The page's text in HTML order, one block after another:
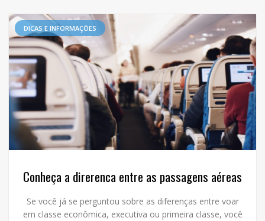
DICAS E INFORMAÇÕES
Conheça a direrenca entre as passagens aéreas
Se você já se perguntou sobre as diferenças entre voar
em classe econômica, executiva ou primeira classe, você